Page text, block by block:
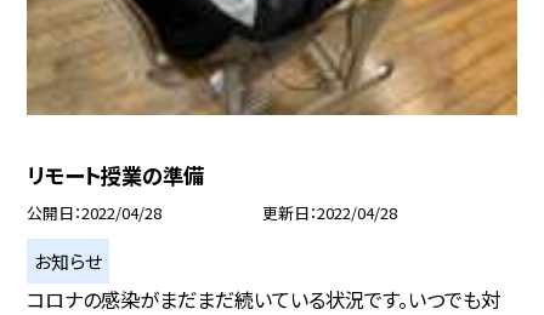
リモート授業の準備
公開日 2022/04/28 更新日 2022/04/28
お知らせ
コロナの感染がまだまだ続いている状況です。いつでも対